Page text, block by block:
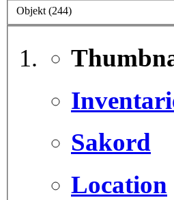
Objekt (244)
Sakord
Location